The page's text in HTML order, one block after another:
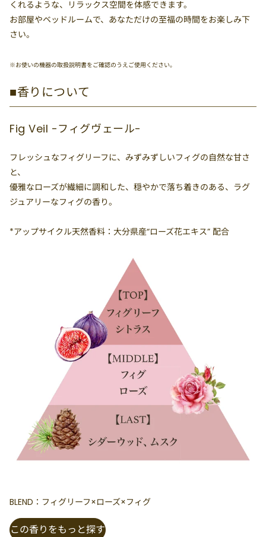
くれるような、リラックス空間を体感できます。
お部屋やベッドルームで、あなただけの至福の時間をお楽しみ下
さい。
※お使いの機器の取扱説明書をご確認のうえご使用ください。
■香りについて
Fig Veil -フィグヴェール-
フレッシュなフィグリーフに、みずみずしいフィグの自然な甘さ
と、
優雅なローズが繊細に調和した、穏やかで落ち着きのある、ラグ
ジュアリーなフィグの香り。
*アップサイクル天然香料：大分県産“ローズ花エキス” 配合
BLEND：フィグリーフ×ローズ×フィグ
この香りをもっと探す